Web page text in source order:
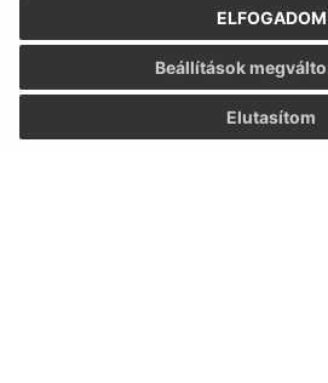
ELFOGADOM
Elutasítom
Beállítások
+421 56 679 22 13
IČO: 00331341